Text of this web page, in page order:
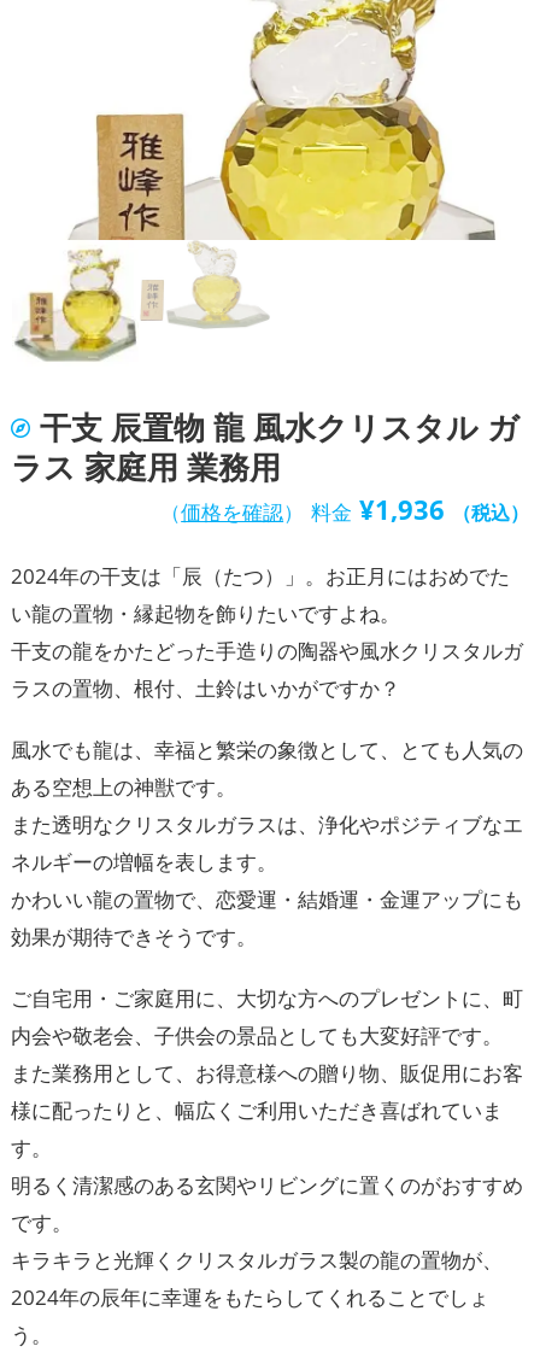
干支 辰置物 龍 風水クリスタル ガ
ラス 家庭用 業務用
（価格を確認） 料金 ¥1,936 （税込）
2024年の干支は「辰（たつ）」。お正月にはおめでた
い龍の置物・縁起物を飾りたいですよね。
干支の龍をかたどった手造りの陶器や風水クリスタルガ
ラスの置物、根付、土鈴はいかがですか？
風水でも龍は、幸福と繁栄の象徴として、とても人気の
ある空想上の神獣です。
また透明なクリスタルガラスは、浄化やポジティブなエ
ネルギーの増幅を表します。
かわいい龍の置物で、恋愛運・結婚運・金運アップにも
効果が期待できそうです。
ご自宅用・ご家庭用に、大切な方へのプレゼントに、町
内会や敬老会、子供会の景品としても大変好評です。
また業務用として、お得意様への贈り物、販促用にお客
様に配ったりと、幅広くご利用いただき喜ばれていま
す。
明るく清潔感のある玄関やリビングに置くのがおすすめ
です。
キラキラと光輝くクリスタルガラス製の龍の置物が、
2024年の辰年に幸運をもたらしてくれることでしょ
う。